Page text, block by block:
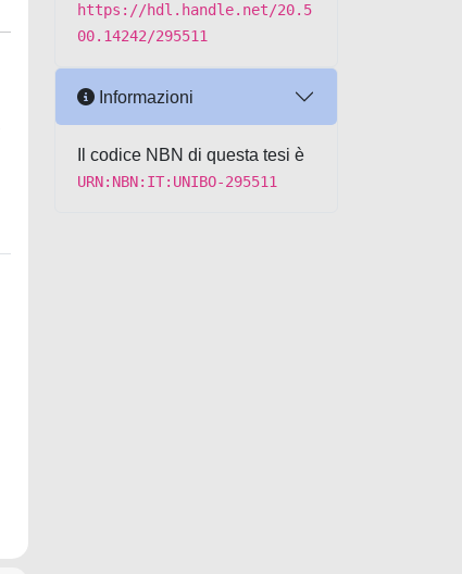
https://hdl.handle.net/20.5
00.14242/295511
Informazioni
Il codice NBN di questa tesi è
URN:NBN:IT:UNIBO-295511